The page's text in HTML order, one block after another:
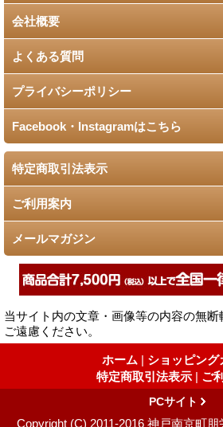
会社概要
よくある質問
プライバシーポリシー
Facebook・Instagramはこちら
特定商取引法表示
ご利用案内
メールマガジン
当サイト内の文章・画像等の内容の無
ご遠慮ください。
ホーム | ショッピング
特定商取引法表示 | ご
PCサイト
Copyright (C) 2011-2016 神戸南京町